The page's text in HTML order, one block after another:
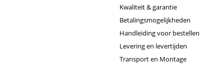
Kwaliteit & garantie
Betalingsmogelijkheden
Handleiding voor bestellen
Levering en levertijden
Transport en Montage